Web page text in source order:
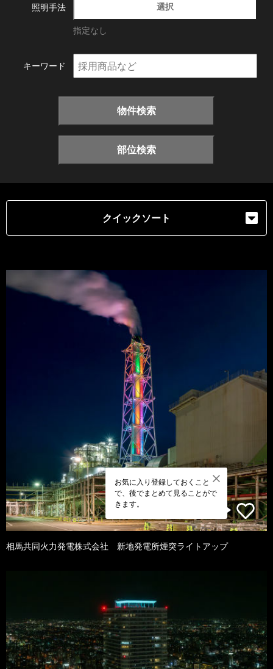
照明手法 選択
指定なし
キーワード
物件検索
部位検索
クイックソート
お気に入り登録しておくこと
で、後でまとめて見ることがで
きます。
相馬共同火力発電株式会社 新地発電所煙突ライトアップ